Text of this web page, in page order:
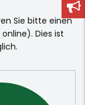
Sie bitte einen
Dies ist